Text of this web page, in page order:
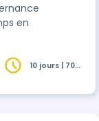
en
10 jours | 70